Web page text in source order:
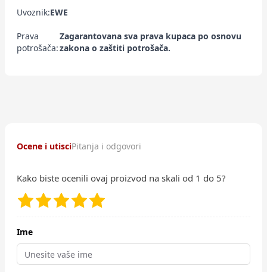
Uvoznik:EWE
Prava
potrošača:
Zagarantovana sva prava kupaca po osnovu
zakona o zaštiti potrošača.
Ocene i utisciPitanja i odgovori
Kako biste ocenili ovaj proizvod na skali od 1 do 5?
Ime